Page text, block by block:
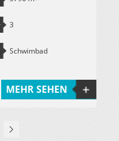
3
Schwimbad
MEHR SEHEN